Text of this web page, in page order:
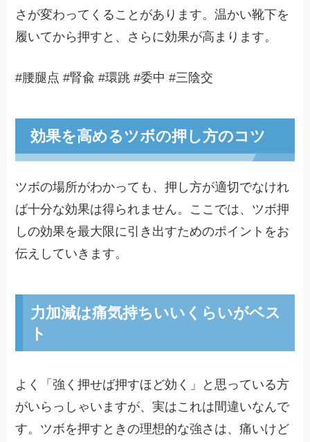
さが変わってくることがあります。温かい靴下を
履いてから押すと、さらに効果が高まります。
#腰腿点 #腎兪 #環跳 #委中 #三陰交
効果を高めるツボの押し方のコツ
ツボの場所がわかっても、押し方が適切でなけれ
ば十分な効果は得られません。ここでは、ツボ押
しの効果を最大限に引き出すためのポイントをお
伝えしていきます。
力加減は痛気持ちいいくらいがベス
ト
よく「強く押せば押すほど効く」と思っている方
がいらっしゃいますが、実はこれは間違いなんで
す。ツボを押すときの理想的な強さは、痛いけど